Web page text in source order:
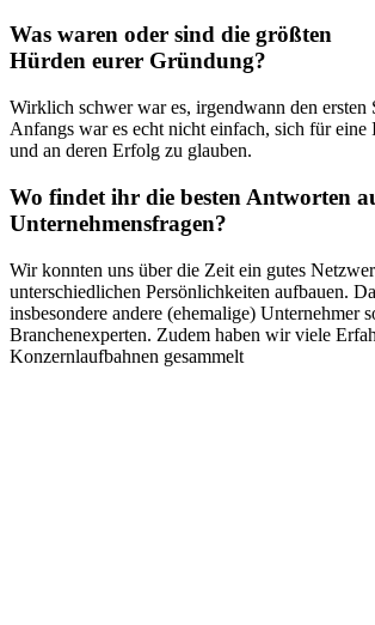
Was waren oder sind die größten
Hürden eurer Gründung?
Wirklich schwer war es, irgendwann den ersten
Anfangs war es echt nicht einfach, sich für eine
und an deren Erfolg zu glauben.
Wo findet ihr die besten Antworten
Unternehmensfragen?
Wir konnten uns über die Zeit ein gutes
unterschiedlichen Persönlichkeiten aufbauen.
insbesondere andere (ehemalige) Unternehmer
Branchenexperten. Zudem haben wir viele
Konzernlaufbahnen gesammelt